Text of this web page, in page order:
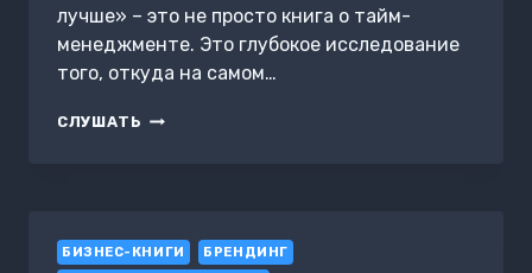
лучше» – это не просто книга о тайм-
менеджменте. Это глубокое исследование
того, откуда на самом…
СЛУШАТЬ ЭНЕРГИЯ
ЛУЧШЕ
БИЗНЕС-КНИГИ
БРЕНДИНГ